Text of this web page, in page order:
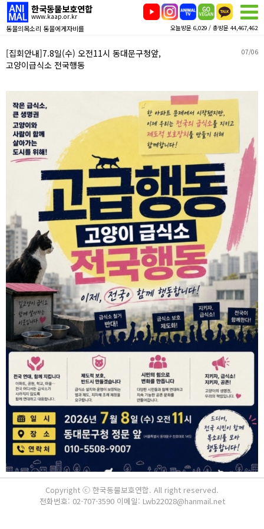
한국동물보호연합
www.kaap.or.kr
동물의목소리 동물에게자비를 오늘방문 6,029 / 총방문 44,467,462
[집회안내]7.8일(수) 오전11시 동대문구청앞,
고양이급식소 전국행동
07/06
Copyright ⓒ 한국동물보호연합. All right reserved.
전화번호: 02-707-3590 이메일: Lwb22028@hanmail.net